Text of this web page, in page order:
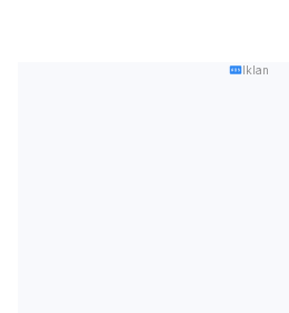
Iklan